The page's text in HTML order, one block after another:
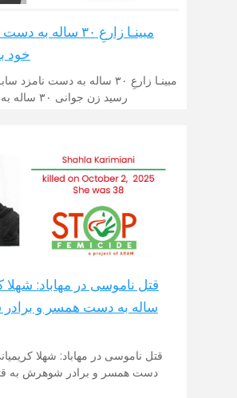
مبینـا زارعِ ۳۰ ساله
خود
مبینـا زارعِ ۳۰ ساله به دست
رسید زن جوانی ۳۰ ساله به نام مبینا زارع
ساله به دست همسر و
دست همسر و برادر شوهرش به